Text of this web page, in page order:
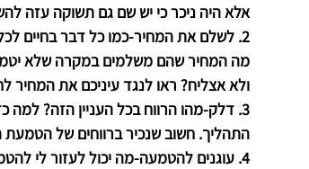
אלא היה ניכר כי יש שם גם תשוקה עזה
2. לשלם את המחיר-כמו כל דבר בחיים
מה המחיר שהם משלמים במקרה שלא
ולא אצליח? ראו לנגד עיניכם את המחיר
3. דלק-מהו הרווח בכל העניין הזה?
התהליך. חשוב שנכיר ברווחים של הטמעת
4. עוגנים להטמעה-מה יכול לעזור לי